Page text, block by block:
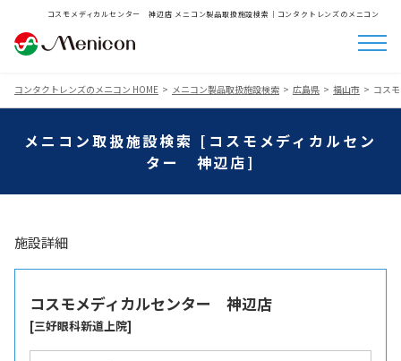
コスモメディカルセンター 神辺店 メニコン製品取扱施設検索│コンタクトレンズのメニコン
コンタクトレンズのメニコン HOME メニコン製品取扱施設検索 広島県 福山市 コス
メニコン取扱施設検索 [コスモメディカルセン
ター 神辺店]
施設詳細
コスモメディカルセンター 神辺店
[三好眼科新道上院]